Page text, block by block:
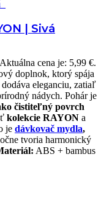
| Sivá
Aktuálna cena je: 5,99 €.
doplnok, ktorý spája
dodáva eleganciu, zatiaľ
nádych. Pohár je
čistiteľný povrch
kolekcie RAYON a
je dávkovač mydla,
tvoria harmonický
ABS + bambus